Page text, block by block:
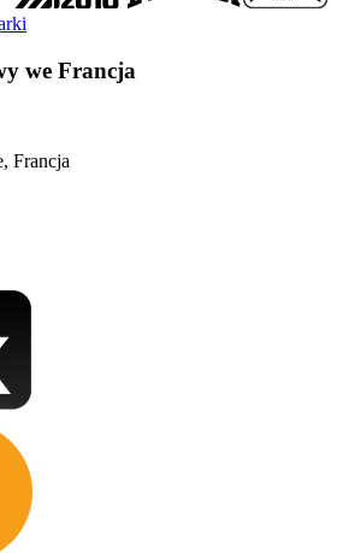
we Francja
Francja